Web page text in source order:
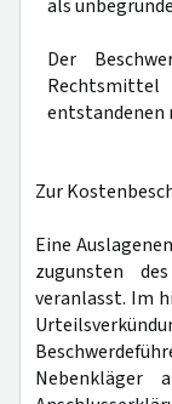
als
Der
Rechtsmittel
entstandenen
Zur
Eine
zugunsten
veranlasst. Im
Nebenkläger